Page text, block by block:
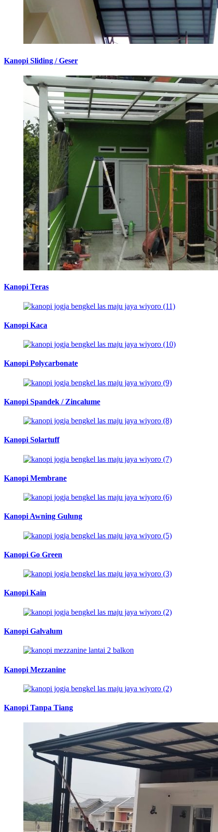
Kanopi Sliding / Geser
Kanopi Teras
Kanopi Kaca
Kanopi Polycarbonate
Kanopi Spandek / Zincalume
Kanopi Solartuff
Kanopi Membrane
Kanopi Awning Gulung
Kanopi Go Green
Kanopi Kain
Kanopi Galvalum
Kanopi Mezzanine
Kanopi Tanpa Tiang